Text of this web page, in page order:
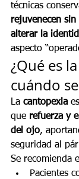
técnicas
rejuvenecen
alterar la
aspecto
¿Qué es
cuándo
La cantopexia
que refuerza y
del ojo,
seguridad al
Se recomienda
Pacientes